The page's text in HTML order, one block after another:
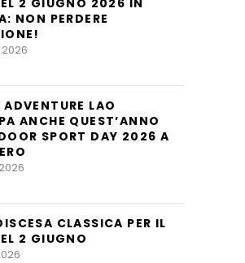
2 GIUGNO 2026 IN
NON PERDERE
LAO
ANCHE QUEST’ANNO
SPORT DAY 2026 A
CLASSICA PER IL
2 GIUGNO